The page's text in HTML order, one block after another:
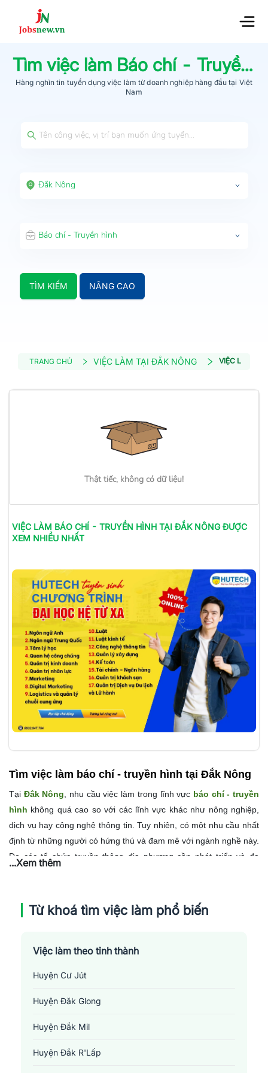
Tìm việc làm Báo chí - Truyền hình
Hàng nghìn tin tuyển dụng việc làm từdoanh nghiệp hàng đầu tại Việt
Nam
Đắk Nông
Báo chí - Truyền hình
TÌM KIẾM NÂNG CAO
TRANG CHỦ VIỆC LÀM TẠI ĐẮK NÔNG VIỆC LÀM
Thật tiếc, không có dữ liệu!
VIỆC LÀM BÁO CHÍ - TRUYỀN HÌNH TẠI ĐẮK NÔNGĐƯỢC
XEM NHIỀU NHẤT
Tìm việc làm báo chí - truyền hình tại Đắk Nông
Tại Đắk Nông , nhu cầu việc làm trong lĩnh vực báo chí - truyền
hình không quá cao so với các lĩnh vực khác như nông nghiệp,
dịch vụ hay công nghệ thông tin. Tuy nhiên, có một nhu cầu nhất
định từ những người có hứng thú và đam mê với ngành nghề này.
Do các tổ chức truyền thông địa phương cần phát triển và đa
lượng nhất định nhân sự từ trình độ tay nghề cơ bản đến cao.
Kèm theo đó, sự thay đổi và phát triển của công nghệ cũng tạo ra
Nhìn chung, dù không phải là ngành hot nhưng với những ai yêu
...Xem thêm
Từ khoá tìm việc làm phổ biến
Việc làm theo tỉnh thành
Huyện Cư Jút
Huyện Đăk Glong
Huyện Đắk Mil
Huyện Đắk R'Lấp